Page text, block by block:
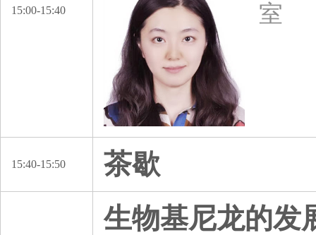
15:00-15:40
室
15:40-15:50 茶歇
生物基尼龙的发